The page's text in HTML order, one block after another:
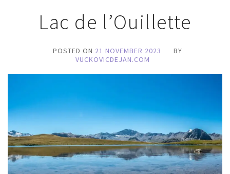
Lac de l’Ouillette
POSTED ON 21 NOVEMBER 2023
BY
VUCKOVICDEJAN.COM